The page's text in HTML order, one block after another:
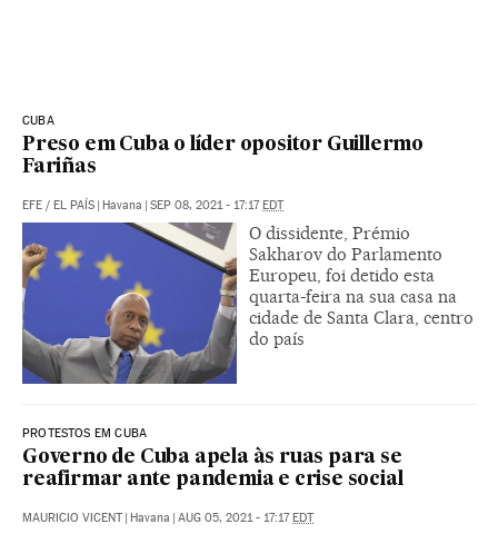
CUBA
Preso em Cuba o líder opositor Guillermo
Fariñas
EFE / EL PAÍS Havana SEP 08, 2021 - 17:17 EDT
O dissidente, Prémio
Sakharov do Parlamento
Europeu, foi detido esta
quarta-feira na sua casa na
cidade de Santa Clara, centro
do país
PROTESTOS EM CUBA
Governo de Cuba apela às ruas para se
reafirmar ante pandemia e crise social
MAURICIO VICENT Havana AUG 05, 2021 - 17:17 EDT